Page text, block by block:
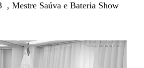
, Mestre Saúva e Bateria Show